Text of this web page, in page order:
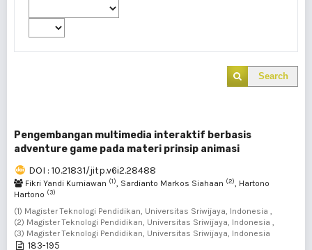
Search
Pengembangan multimedia interaktif berbasis
adventure game pada materi prinsip animasi
DOI : 10.21831/jitp.v6i2.28488
Fikri Yandi Kurniawan (1), Sardianto Markos Siahaan (2), Hartono
Hartono (3)
(1) Magister Teknologi Pendidikan, Universitas Sriwijaya, Indonesia ,
(2) Magister Teknologi Pendidikan, Universitas Sriwijaya, Indonesia ,
(3) Magister Teknologi Pendidikan, Universitas Sriwijaya, Indonesia
183-195